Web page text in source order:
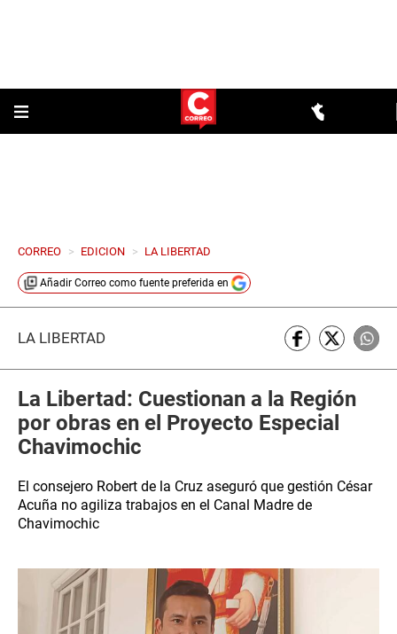
CORREO > EDICION > LA LIBERTAD
Añadir Correo como fuente preferida en
LA LIBERTAD
La Libertad: Cuestionan a la Región
por obras en el Proyecto Especial
Chavimochic
El consejero Robert de la Cruz aseguró que gestión César
Acuña no agiliza trabajos en el Canal Madre de
Chavimochic